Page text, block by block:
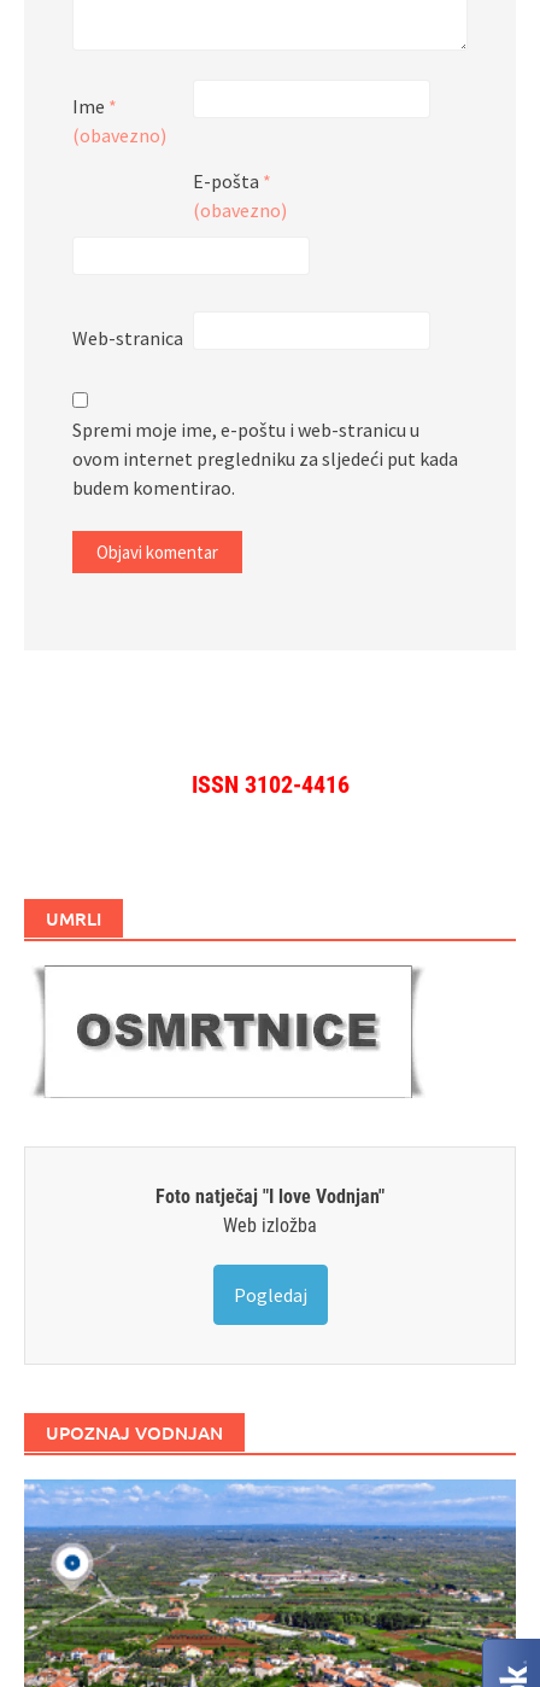
Ime *
(obavezno)
E-pošta *
(obavezno)
Web-stranica
Spremi moje ime, e-poštu i web-stranicu u
ovom internet pregledniku za sljedeći put kada
budem komentirao.
ISSN 3102-4416
UMRLI
Foto natječaj "I love Vodnjan"
Web izložba
Pogledaj
UPOZNAJ VODNJAN